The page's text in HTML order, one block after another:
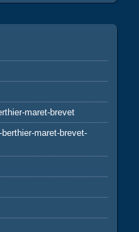
maret-brevet
maret-brevet-